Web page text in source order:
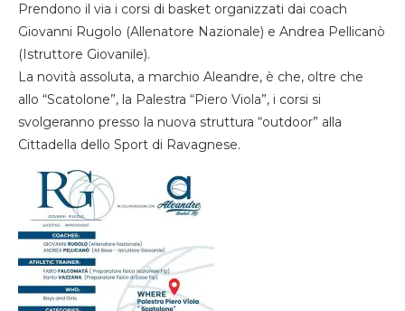
Prendono il via i corsi di basket organizzati dai coach
Giovanni Rugolo (Allenatore Nazionale) e Andrea Pellicanò
(Istruttore Giovanile).
La novità assoluta, a marchio Aleandre, è che, oltre che
allo “Scatolone”, la Palestra “Piero Viola”, i corsi si
svolgeranno presso la nuova struttura “outdoor” alla
Cittadella dello Sport di Ravagnese.